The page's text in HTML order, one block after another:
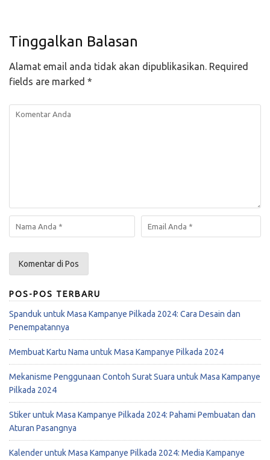
Tinggalkan Balasan
Alamat email anda tidak akan dipublikasikan. Required
fields are marked *
POS-POS TERBARU
Spanduk untuk Masa Kampanye Pilkada 2024: Cara Desain dan
Penempatannya
Membuat Kartu Nama untuk Masa Kampanye Pilkada 2024
Mekanisme Penggunaan Contoh Surat Suara untuk Masa Kampanye
Pilkada 2024
Stiker untuk Masa Kampanye Pilkada 2024: Pahami Pembuatan dan
Aturan Pasangnya
Kalender untuk Masa Kampanye Pilkada 2024: Media Kampanye